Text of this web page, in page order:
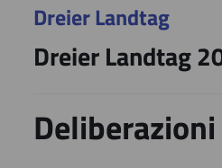
Dreier Landtag
Dreier Landtag